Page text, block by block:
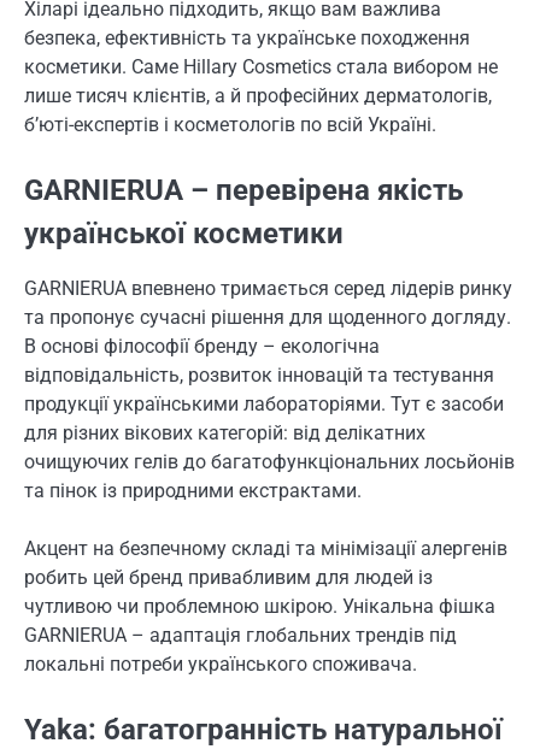
Хіларі ідеально підходить, якщо вам важлива
безпека, ефективність та українське походження
косметики. Саме Hillary Cosmetics стала вибором не
лише тисяч клієнтів, а й професійних дерматологів,
б’юті-експертів і косметологів по всій Україні.
GARNIERUA – перевірена якість
української косметики
GARNIERUA впевнено тримається серед лідерів ринку
та пропонує сучасні рішення для щоденного догляду.
В основі філософії бренду – екологічна
відповідальність, розвиток інновацій та тестування
продукції українськими лабораторіями. Тут є засоби
для різних вікових категорій: від делікатних
очищуючих гелів до багатофункціональних лосьйонів
та пінок із природними екстрактами.
Акцент на безпечному складі та мінімізації алергенів
робить цей бренд привабливим для людей із
чутливою чи проблемною шкірою. Унікальна фішка
GARNIERUA – адаптація глобальних трендів під
локальні потреби українського споживача.
Yaka: багатогранність натуральної